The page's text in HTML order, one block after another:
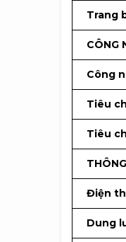
Trang
CÔNG
Công
Tiêu
Tiêu
Điện
Dung